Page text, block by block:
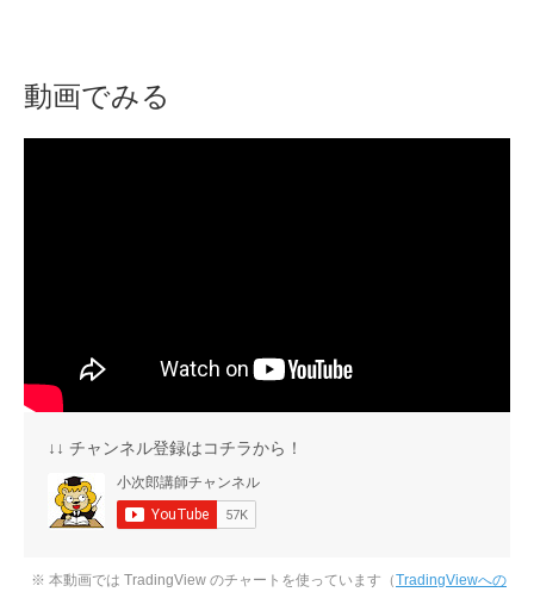
動画でみる
↓↓ チャンネル登録はコチラから！
※ 本動画では TradingView のチャートを使っています（TradingViewへの